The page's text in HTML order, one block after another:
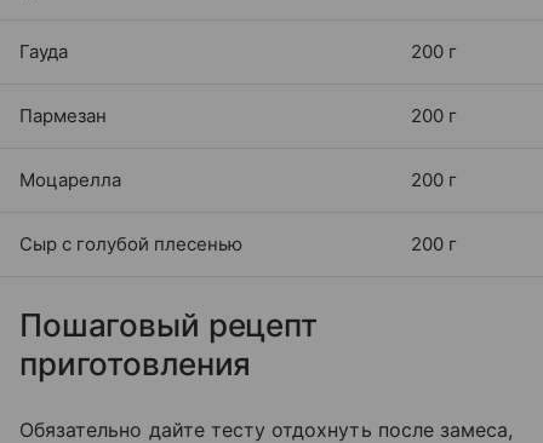
Гауда 200 г
Пармезан 200 г
Моцарелла 200 г
Сыр с голубой плесенью 200 г
Пошаговый рецепт
приготовления
Обязательно дайте тесту отдохнуть после замеса,